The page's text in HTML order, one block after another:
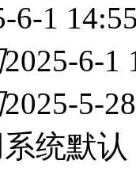
6-1
2025-6-1
2025-5-
统默认